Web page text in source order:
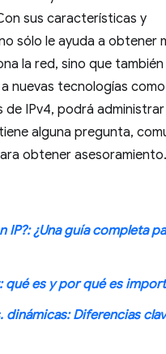
sus características y
sólo le ayuda a obtener
la red, sino que también
nuevas tecnologías como
IPv4, podrá
alguna pregunta,
obtener asesoramiento.
¿Una guía completa
es y por qué es
dinámicas: Diferencias